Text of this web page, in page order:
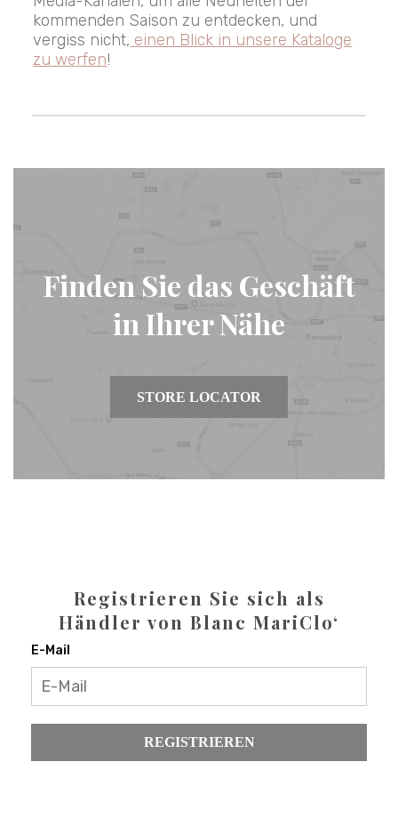
kommenden Saison zu entdecken, und
vergiss nicht, einen Blick in unsere Kataloge
zu werfen!
Finden Sie das Geschäft
in Ihrer Nähe
STORE LOCATOR
Registrieren Sie sich als
Händler von Blanc MariClo‘
E-Mail
REGISTRIEREN